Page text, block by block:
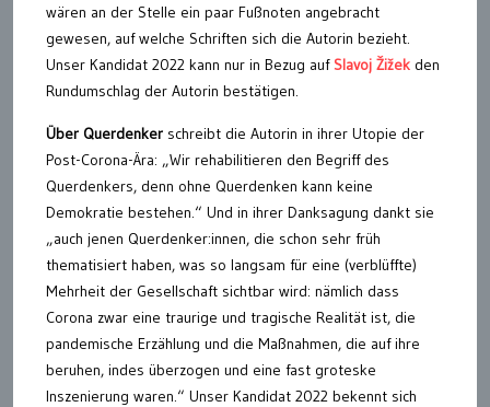
wären an der Stelle ein paar Fußnoten angebracht
gewesen, auf welche Schriften sich die Autorin bezieht.
Unser Kandidat 2022 kann nur in Bezug auf Slavoj Žižek den
Rundumschlag der Autorin bestätigen.
Über Querdenker schreibt die Autorin in ihrer Utopie der
Post-Corona-Ära: „Wir rehabilitieren den Begriff des
Querdenkers, denn ohne Querdenken kann keine
Demokratie bestehen.“ Und in ihrer Danksagung dankt sie
„auch jenen Querdenker:innen, die schon sehr früh
thematisiert haben, was so langsam für eine (verblüffte)
Mehrheit der Gesellschaft sichtbar wird: nämlich dass
Corona zwar eine traurige und tragische Realität ist, die
pandemische Erzählung und die Maßnahmen, die auf ihre
beruhen, indes überzogen und eine fast groteske
Inszenierung waren.“ Unser Kandidat 2022 bekennt sich